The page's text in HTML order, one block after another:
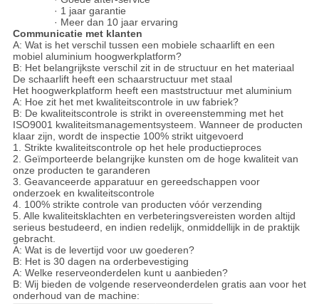
· 1 jaar garantie
· Meer dan 10 jaar ervaring
Communicatie met klanten
A: Wat is het verschil tussen een mobiele schaarlift en een
mobiel aluminium hoogwerkplatform?
B: Het belangrijkste verschil zit in de structuur en het materiaal
De schaarlift heeft een schaarstructuur met staal
Het hoogwerkplatform heeft een maststructuur met aluminium
A: Hoe zit het met kwaliteitscontrole in uw fabriek?
B: De kwaliteitscontrole is strikt in overeenstemming met het
ISO9001 kwaliteitsmanagementsysteem. Wanneer de producten
klaar zijn, wordt de inspectie 100% strikt uitgevoerd
1. Strikte kwaliteitscontrole op het hele productieproces
2. Geïmporteerde belangrijke kunsten om de hoge kwaliteit van
onze producten te garanderen
3. Geavanceerde apparatuur en gereedschappen voor
onderzoek en kwaliteitscontrole
4. 100% strikte controle van producten vóór verzending
5. Alle kwaliteitsklachten en verbeteringsvereisten worden altijd
serieus bestudeerd, en indien redelijk, onmiddellijk in de praktijk
gebracht.
A: Wat is de levertijd voor uw goederen?
B: Het is 30 dagen na orderbevestiging
A: Welke reserveonderdelen kunt u aanbieden?
B: Wij bieden de volgende reserveonderdelen gratis aan voor het
onderhoud van de machine: